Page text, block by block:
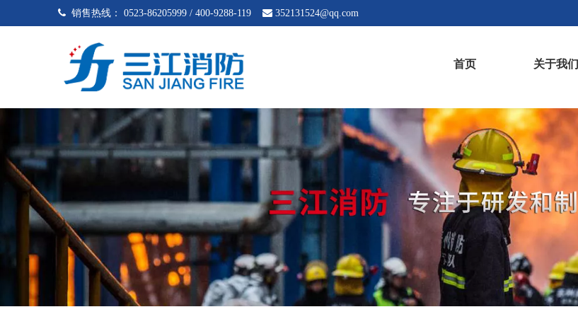
 销售热线： 0523-86205999 / 400-9288-119  352131524@qq.com
首页 关于我们